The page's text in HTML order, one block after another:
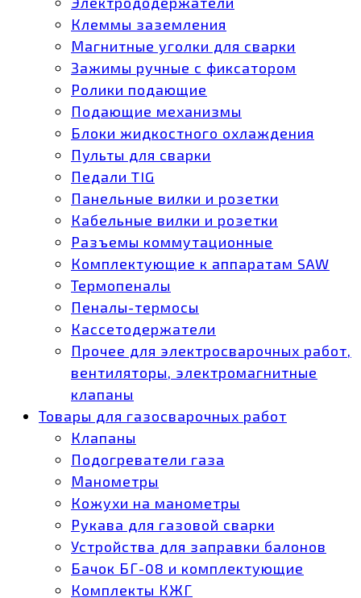
Клеммы заземления
Магнитные уголки для сварки
Зажимы ручные с фиксатором
Ролики подающие
Подающие механизмы
Блоки жидкостного охлаждения
Пульты для сварки
Педали TIG
Панельные вилки и розетки
Кабельные вилки и розетки
Разъемы коммутационные
Комплектующие к аппаратам SAW
Термопеналы
Пеналы-термосы
Кассетодержатели
Прочее для электросварочных работ,
вентиляторы, электромагнитные
клапаны
Товары для газосварочных работ
Клапаны
Подогреватели газа
Манометры
Кожухи на манометры
Рукава для газовой сварки
Устройства для заправки балонов
Бачок БГ-08 и комплектующие
Комплекты КЖГ